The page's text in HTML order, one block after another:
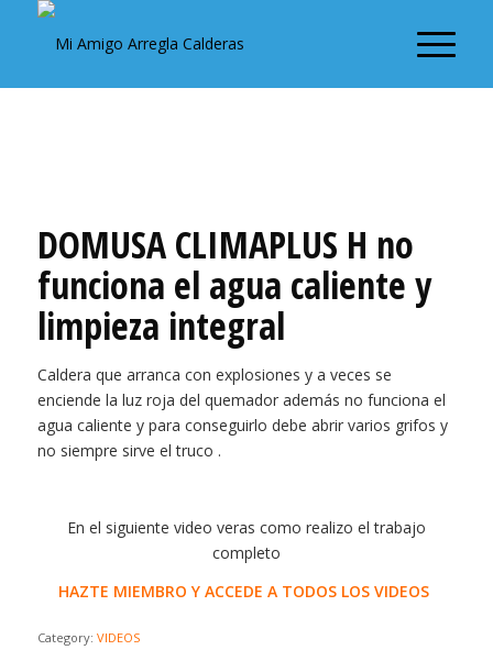
DOMUSA CLIMAPLUS H no
funciona el agua caliente y
limpieza integral
Caldera que arranca con explosiones y a veces se
enciende la luz roja del quemador además no funciona el
agua caliente y para conseguirlo debe abrir varios grifos y
no siempre sirve el truco .
En el siguiente video veras como realizo el trabajo
completo
HAZTE MIEMBRO Y ACCEDE A TODOS LOS VIDEOS
Category: VIDEOS